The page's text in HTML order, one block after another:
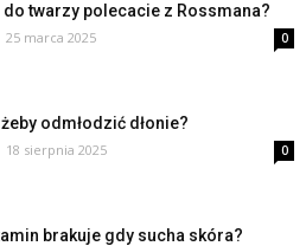
twarzy polecacie z Rossmana?
25 marca 2025 0
odmłodzić dłonie?
18 sierpnia 2025 0
brakuje gdy sucha skóra?